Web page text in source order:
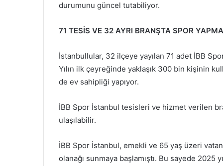
durumunu güncel tutabiliyor.
71 TESİS VE 32 AYRI BRANŞTA SPOR
İstanbullular, 32 ilçeye yayılan 71 adet İBB
Yılın ilk çeyreğinde yaklaşık 300 bin kişinin
de ev sahipliği yapıyor.
İBB Spor İstanbul tesisleri ve hizmet verilen
ulaşılabilir.
İBB Spor İstanbul, emekli ve 65 yaş üzeri
olanağı sunmaya başlamıştı. Bu sayede 2025